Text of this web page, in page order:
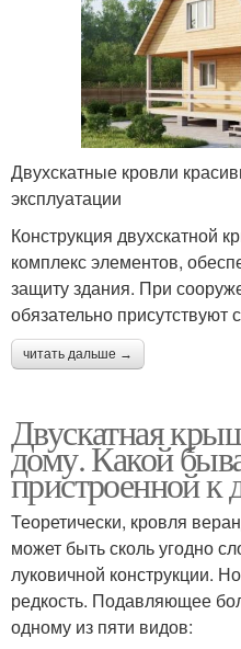
Двухскатные кровли
эксплуатации
Конструкция двухскатной
комплекс элементов,
защиту здания. При
обязательно
читать дальше →
Двускатная
дому. Какой
пристроенной к
Теоретически, кровля
может быть сколь угодно
луковичной конструкции.
редкость. Подавляющее
одному из пяти видов: